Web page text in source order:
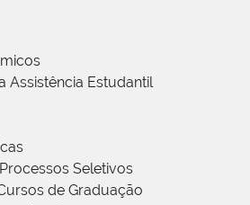
Assistência Estudantil
Seletivos
de Graduação